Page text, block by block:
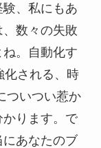
、私にもあ
数々の失敗
。自動化す
化される、時
ついつい惹か
ります。で
にあなたのブ